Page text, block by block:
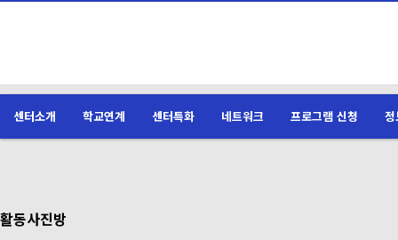
센터소개 학교연계 센터특화 네트워크 프로그램 신청
활동사진방